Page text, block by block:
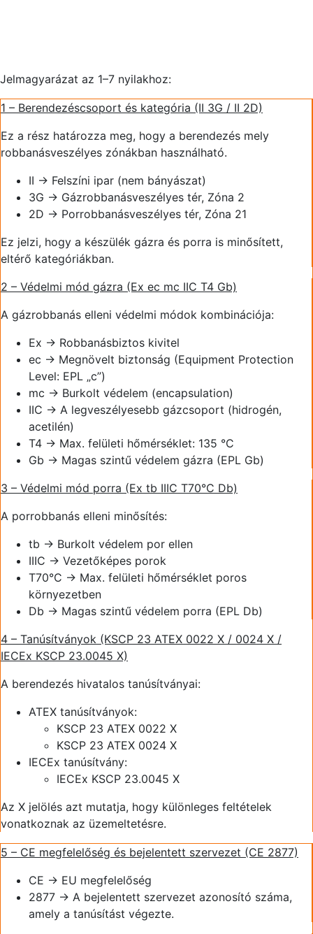
Jelmagyarázat az 1–7 nyilakhoz:
1 – Berendezéscsoport és kategória (II 3G / II 2D)
Ez a rész határozza meg, hogy a berendezés mely
robbanásveszélyes zónákban használható.
II → Felszíni ipar (nem bányászat)
3G → Gázrobbanásveszélyes tér, Zóna 2
2D → Porrobbanásveszélyes tér, Zóna 21
Ez jelzi, hogy a készülék gázra és porra is minősített,
eltérő kategóriákban.
2 – Védelmi mód gázra (Ex ec mc IIC T4 Gb)
A gázrobbanás elleni védelmi módok kombinációja:
Ex → Robbanásbiztos kivitel
ec → Megnövelt biztonság (Equipment Protection
Level: EPL „c”)
mc → Burkolt védelem (encapsulation)
IIC → A legveszélyesebb gázcsoport (hidrogén,
acetilén)
T4 → Max. felületi hőmérséklet: 135 °C
Gb → Magas szintű védelem gázra (EPL Gb)
3 – Védelmi mód porra (Ex tb IIIC T70°C Db)
A porrobbanás elleni minősítés:
tb → Burkolt védelem por ellen
IIIC → Vezetőképes porok
T70°C → Max. felületi hőmérséklet poros
környezetben
Db → Magas szintű védelem porra (EPL Db)
4 – Tanúsítványok (KSCP 23 ATEX 0022 X / 0024 X /
IECEx KSCP 23.0045 X)
A berendezés hivatalos tanúsítványai:
ATEX tanúsítványok:
KSCP 23 ATEX 0022 X
KSCP 23 ATEX 0024 X
IECEx tanúsítvány:
IECEx KSCP 23.0045 X
Az X jelölés azt mutatja, hogy különleges feltételek
vonatkoznak az üzemeltetésre.
5 – CE megfelelőség és bejelentett szervezet (CE 2877)
CE → EU megfelelőség
2877 → A bejelentett szervezet azonosító száma,
amely a tanúsítást végezte.